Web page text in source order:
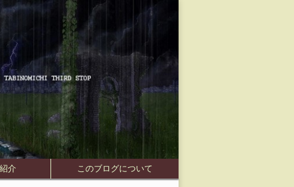
content
紹介 このブログについて